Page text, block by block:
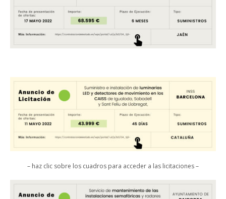
– haz clic sobre los cuadros para acceder a las licitaciones –